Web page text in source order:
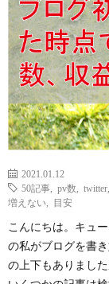
2021.01.12
50記事
pv数 twitter
増えない
目安
こんにちは。キュ
の私がブログを書
の上下もありまし